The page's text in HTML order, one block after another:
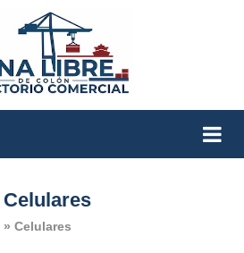
Celulares
» Celulares